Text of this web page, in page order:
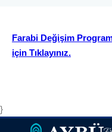
Farabi Değişim
için Tıklayınız.
}